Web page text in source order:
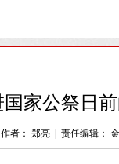
国家公祭日
作者： 郑亮 责任编辑：